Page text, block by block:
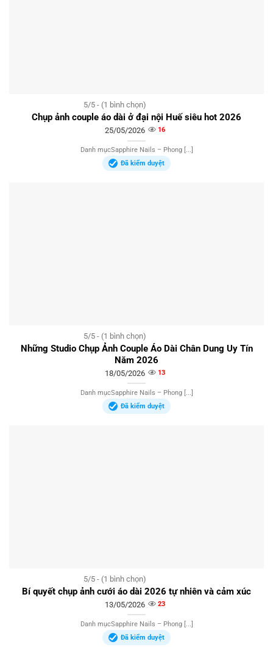
5/5 - (1 bình chọn)
Chụp ảnh couple áo dài ở đại nội Huế siêu hot 2026
25/05/2026 16
Danh mụcSapphire Nails – Phong [...]
Đã kiểm duyệt
5/5 - (1 bình chọn)
Những Studio Chụp Ảnh Couple Áo Dài Chân Dung Uy Tín
Năm 2026
18/05/2026 13
Danh mụcSapphire Nails – Phong [...]
Đã kiểm duyệt
5/5 - (1 bình chọn)
Bí quyết chụp ảnh cưới áo dài 2026 tự nhiên và cảm xúc
13/05/2026 23
Danh mụcSapphire Nails – Phong [...]
Đã kiểm duyệt